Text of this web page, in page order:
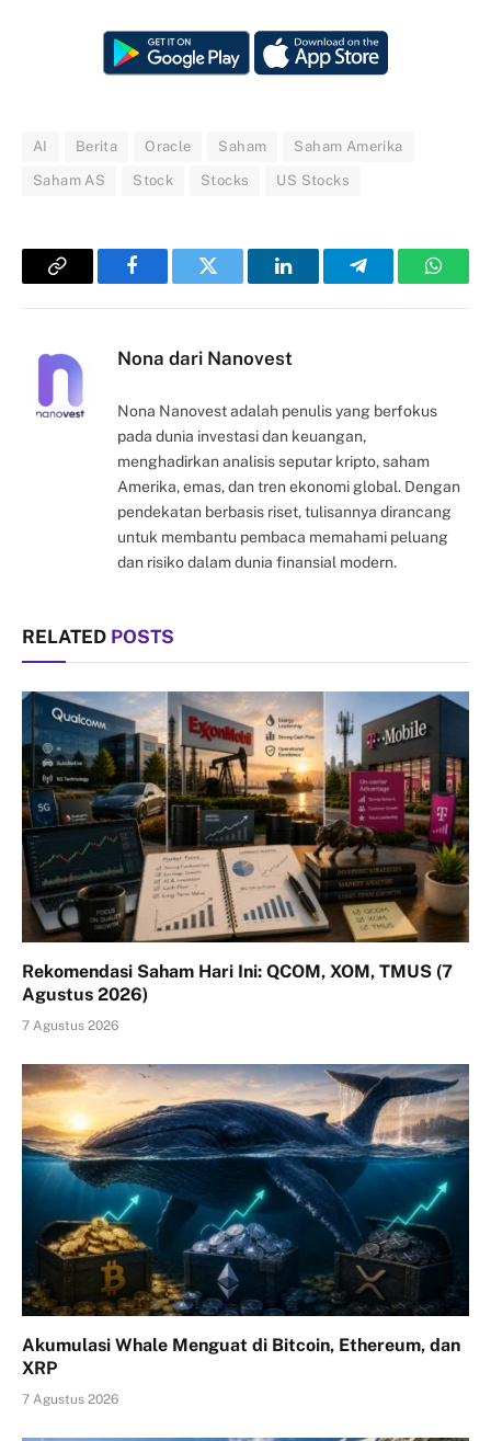
AI Berita Oracle Saham Saham Amerika
Saham AS Stock Stocks US Stocks
Copy
FacebookTwitter LinkedInTelegram
Nona dari Nanovest
Nona Nanovest adalah penulis yang berfokus
pada dunia investasi dan keuangan,
menghadirkan analisis seputar kripto, saham
Amerika, emas, dan tren ekonomi global. Dengan
pendekatan berbasis riset, tulisannya dirancang
untuk membantu pembaca memahami peluang
dan risiko dalam dunia finansial modern.
RELATED POSTS
Rekomendasi Saham Hari Ini: QCOM, XOM, TMUS (7
Agustus 2026)
7 Agustus 2026
Akumulasi Whale Menguat di Bitcoin, Ethereum, dan
XRP
7 Agustus 2026